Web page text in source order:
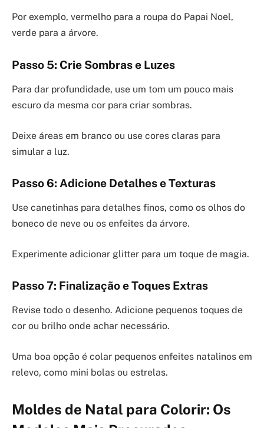
Por exemplo, vermelho para a roupa do Papai Noel,
verde para a árvore.
Passo 5: Crie Sombras e Luzes
Para dar profundidade, use um tom um pouco mais
escuro da mesma cor para criar sombras.
Deixe áreas em branco ou use cores claras para
simular a luz.
Passo 6: Adicione Detalhes e Texturas
Use canetinhas para detalhes finos, como os olhos do
boneco de neve ou os enfeites da árvore.
Experimente adicionar glitter para um toque de magia.
Passo 7: Finalização e Toques Extras
Revise todo o desenho. Adicione pequenos toques de
cor ou brilho onde achar necessário.
Uma boa opção é colar pequenos enfeites natalinos em
relevo, como mini bolas ou estrelas.
Moldes de Natal para Colorir: Os